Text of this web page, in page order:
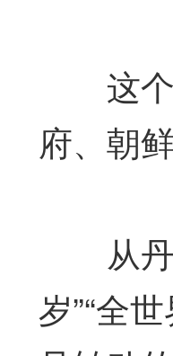
这个
府、朝
从丹
岁”“全